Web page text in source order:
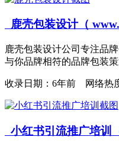
鹿壳包装设计（
鹿壳包装设计公司专注品
与你品牌相符的品牌包装
收录日期： 6年前 网络热
小红书引流推广培训